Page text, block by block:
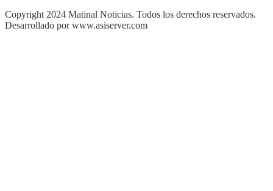
Copyright 2024 Matinal Noticias. Todos los derechos reservados.
Desarrollado por www.asiserver.com